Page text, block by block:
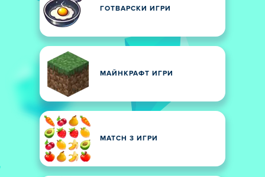
ГОТВАРСКИ ИГРИ
МАЙНКРАФТ ИГРИ
MATCH 3 ИГРИ